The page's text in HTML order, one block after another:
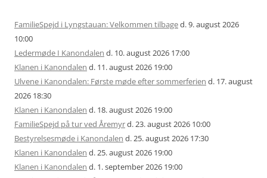
FamilieSpejd i Lyngstauan: Velkommen tilbaged. 9. august 2026
10:00
Ledermøde I Kanondalen d. 10. august 2026 17:00
Klanen i Kanondalen d. 11. august 2026 19:00
Ulvene i Kanondalen: Første møde efter sommerferien d. 17. august
2026 18:30
Klanen i Kanondalen d. 18. august 2026 19:00
FamilieSpejd på tur ved Åremyrd. 23. august 2026 10:00
Bestyrelsesmøde i Kanondalen d. 25. august 2026 17:30
Klanen i Kanondalen d. 25. august 2026 19:00
Klanen i Kanondalen d. 1. september 2026 19:00